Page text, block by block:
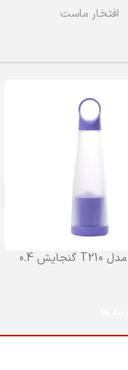
افتخار ماست
شیکر برقی مدل T210 گنجایش 0.4